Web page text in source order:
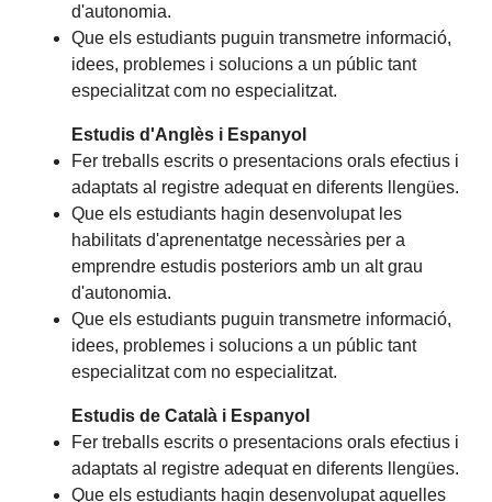
d'autonomia.
Que els estudiants puguin transmetre informació,
idees, problemes i solucions a un públic tant
especialitzat com no especialitzat.
Estudis d'Anglès i Espanyol
Fer treballs escrits o presentacions orals efectius i
adaptats al registre adequat en diferents llengües.
Que els estudiants hagin desenvolupat les
habilitats d'aprenentatge necessàries per a
emprendre estudis posteriors amb un alt grau
d'autonomia.
Que els estudiants puguin transmetre informació,
idees, problemes i solucions a un públic tant
especialitzat com no especialitzat.
Estudis de Català i Espanyol
Fer treballs escrits o presentacions orals efectius i
adaptats al registre adequat en diferents llengües.
Que els estudiants hagin desenvolupat aquelles